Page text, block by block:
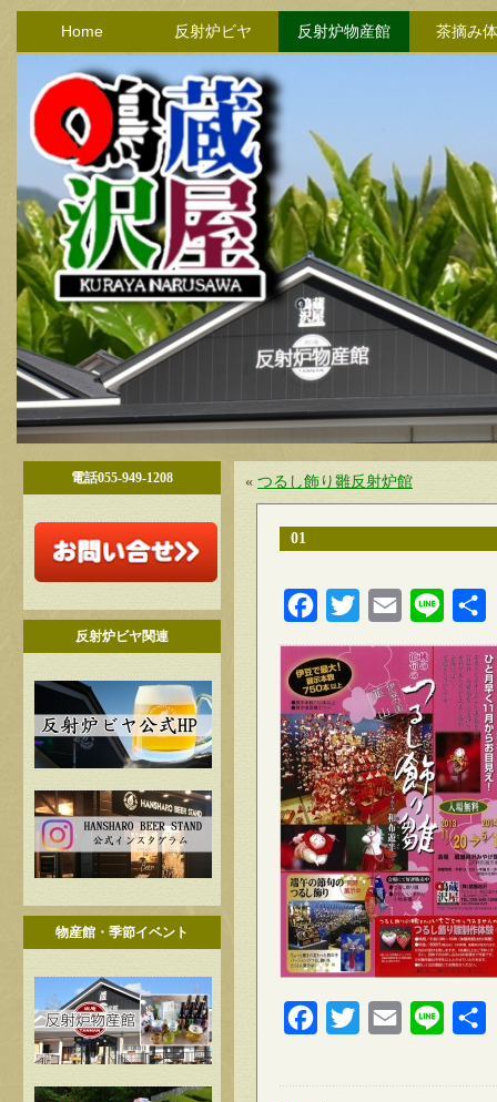
Home 反射炉ビヤ 反射炉物産館 茶摘み
電話055-949-1208
反射炉ビヤ関連
物産館・季節イベント
« つるし飾り雛反射炉館
01
FacebookTwitter Email Line
FacebookTwitter Email Line